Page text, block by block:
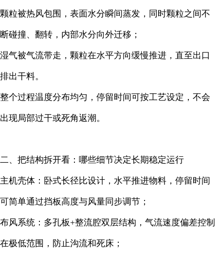
颗粒被热风包围，表面水分瞬间蒸发，同时颗粒之间不
断碰撞、翻转，内部水分向外迁移；
湿气被气流带走，颗粒在水平方向缓慢推进，直至出口
排出干料。
整个过程温度分布均匀，停留时间可按工艺设定，不会
出现局部过干或死角返潮。
二、把结构拆开看：哪些细节决定长期稳定运行
主机壳体：卧式长径比设计，水平推进物料，停留时间
可简单通过挡板高度与风量同步调节；
布风系统：多孔板+整流腔双层结构，气流速度偏差控制
在极低范围，防止沟流和死床；